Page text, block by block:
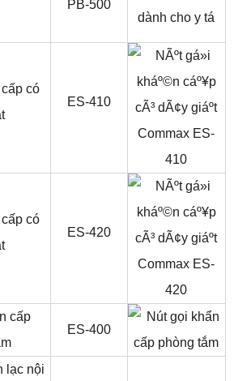
PB-500
có
ES-410
có
ES-420
cấp
ES-400
lạc nội